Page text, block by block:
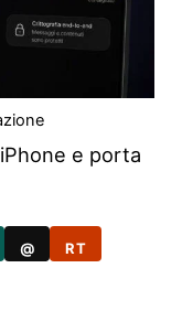
e porta
@ RT